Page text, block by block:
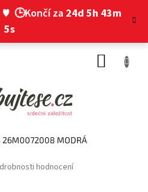
♥ 🕒Končí za 24d 5h 43m
4s
26M0072008 MODRÁ
hodnocení